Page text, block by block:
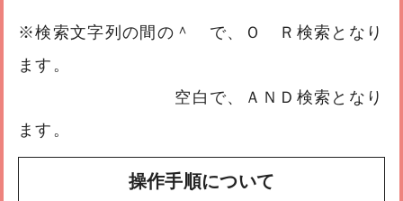
※検索文字列の間の＾ で、Ｏ Ｒ検索となり
ます。
空白で、ＡＮＤ検索となり
ます。
操作手順について